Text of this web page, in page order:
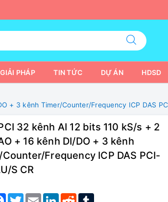
GIẢI PHÁP TIN TỨC DỰ ÁN HDSD
+ 3 kênh Timer/Counter/Frequency ICP DAS
32 kênh AI 12 bits 110 kS/s + 2
+ 16 kênh DI/DO + 3 kênh
Frequency ICP DAS PCI-
S CR
Facebook
TwitterEmail LinkedIn
Reddit